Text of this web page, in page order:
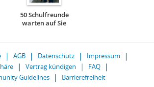
50 Schulfreunde
warten auf Sie
AGB Datenschutz
Impressum
Vertrag kündigen
FAQ
Guidelines
Barrierefreiheit